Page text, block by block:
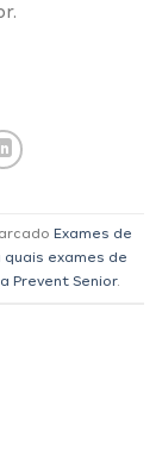
Exames de
quais exames de
Prevent Senior.